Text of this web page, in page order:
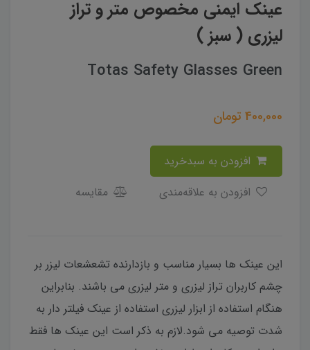
عینک ایمنی مخصوص متر و تراز
لیزری ( سبز )
Totas Safety Glasses Green
400,000 تومان
مقایسه
این عینک ها بسیار مناسب و بازدارنده تشعشعات لیزر بر
چشم کاربران تراز لیزری و متر لیزری می باشند. بنابراین
هنگام استفاده از ابزار لیزری استفاده از عینک فیلتر دار به
شدت توصیه می شود.لازم به ذکر است این عینک ها فقط